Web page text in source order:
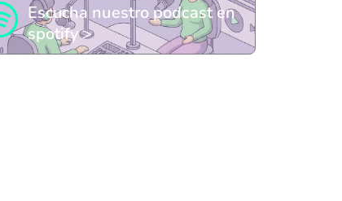
Escucha nuestro podcast en
spotify >